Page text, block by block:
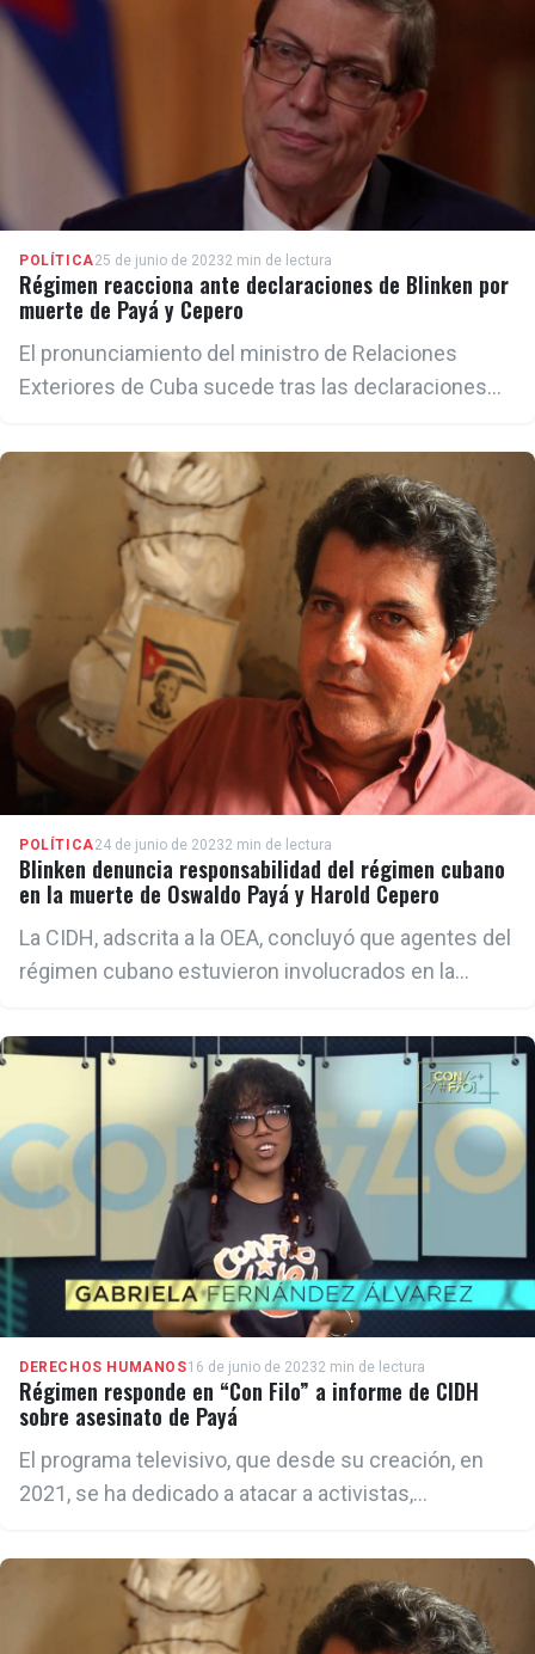
POLÍTICA25 de junio de 20232 min de lectura
Régimen reacciona ante declaraciones de Blinken por
muerte de Payá y Cepero
El pronunciamiento del ministro de Relaciones
Exteriores de Cuba sucede tras las declaraciones
Blinken ante la OEA
POLÍTICA24 de junio de 20232 min de lectura
Blinken denuncia responsabilidad del régimen cubano
en la muerte de Oswaldo Payá y Harold Cepero
La CIDH, adscrita a la OEA, concluyó que agentes del
régimen cubano estuvieron involucrados en la
DERECHOS HUMANOS16 de junio de 20232 min de lectura
Régimen responde en “Con Filo” a informe de CIDH
sobre asesinato de Payá
El programa televisivo, que desde su creación, en
2021, se ha dedicado a atacar a activistas,
jueves a desacreditar la investigación divulgada por